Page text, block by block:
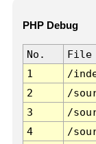
PHP Debug
No. File
1
/
2
/
3
/
4
/